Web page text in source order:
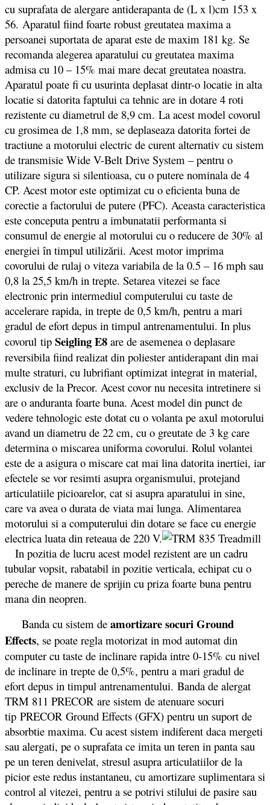
cu suprafata de alergare antiderapanta de (L x l)cm 153 x
56. Aparatul fiind foarte robust greutatea maxima a
persoanei suportata de aparat este de maxim 181 kg. Se
recomanda alegerea aparatului cu greutatea maxima
admisa cu 10 – 15% mai mare decat greutatea noastra.
Aparatul poate fi cu usurinta deplasat dintr-o locatie in alta
locatie si datorita faptului ca tehnic are in dotare 4 roti
rezistente cu diametrul de 8,9 cm. La acest model covorul
cu grosimea de 1,8 mm, se deplaseaza datorita fortei de
tractiune a motorului electric de curent alternativ cu sistem
de transmisie Wide V-Belt Drive System – pentru o
utilizare sigura si silentioasa, cu o putere nominala de 4
CP. Acest motor este optimizat cu o eficienta buna de
corectie a factorului de putere (PFC). Aceasta caracteristica
este conceputa pentru a imbunatatii performanta si
consumul de energie al motorului cu o reducere de 30% al
energiei în timpul utilizării. Acest motor imprima
covorului de rulaj o viteza variabila de la 0.5 – 16 mph sau
0,8 la 25,5 km/h in trepte. Setarea vitezei se face
electronic prin intermediul computerului cu taste de
accelerare rapida, in trepte de 0,5 km/h, pentru a mari
gradul de efort depus in timpul antrenamentului. In plus
covorul tip Seigling E8 are de asemenea o deplasare
reversibila fiind realizat din poliester antiderapant din mai
multe straturi, cu lubrifiant optimizat integrat in material,
exclusiv de la Precor. Acest covor nu necesita intretinere si
are o anduranta foarte buna. Acest model din punct de
vedere tehnologic este dotat cu o volanta pe axul motorului
avand un diametru de 22 cm, cu o greutate de 3 kg care
determina o miscarea uniforma covorului. Rolul volantei
este de a asigura o miscare cat mai lina datorita inertiei, iar
efectele se vor resimti asupra organismului, protejand
articulatiile picioarelor, cat si asupra aparatului in sine,
care va avea o durata de viata mai lunga. Alimentarea
motorului si a computerului din dotare se face cu energie
electrica luata din reteaua de 220 V.
In pozitia de lucru acest model rezistent are un cadru
tubular vopsit, rabatabil in pozitie verticala, echipat cu o
pereche de manere de sprijin cu priza foarte buna pentru
mana din neopren.
Banda cu sistem de amortizare socuri Ground
Effects, se poate regla motorizat in mod automat din
computer cu taste de inclinare rapida intre 0-15% cu nivel
de inclinare in trepte de 0,5%, pentru a mari gradul de
efort depus in timpul antrenamentului. Banda de alergat
TRM 811 PRECOR are sistem de atenuare socuri
tip PRECOR Ground Effects (GFX) pentru un suport de
absorbtie maxima. Cu acest sistem indiferent daca mergeti
sau alergati, pe o suprafata ce imita un teren in panta sau
pe un teren denivelat, stresul asupra articulatiilor de la
picior este redus instantaneu, cu amortizare suplimentara si
control al vitezei, pentru a se potrivi stilului de pasire sau